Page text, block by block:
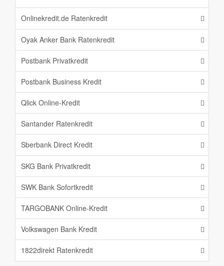
Onlinekredit.de Ratenkredit
Oyak Anker Bank Ratenkredit
Postbank Privatkredit
Postbank Business Kredit
Qlick Online-Kredit
Santander Ratenkredit
Sberbank Direct Kredit
SKG Bank Privatkredit
SWK Bank Sofortkredit
TARGOBANK Online-Kredit
Volkswagen Bank Kredit
1822direkt Ratenkredit